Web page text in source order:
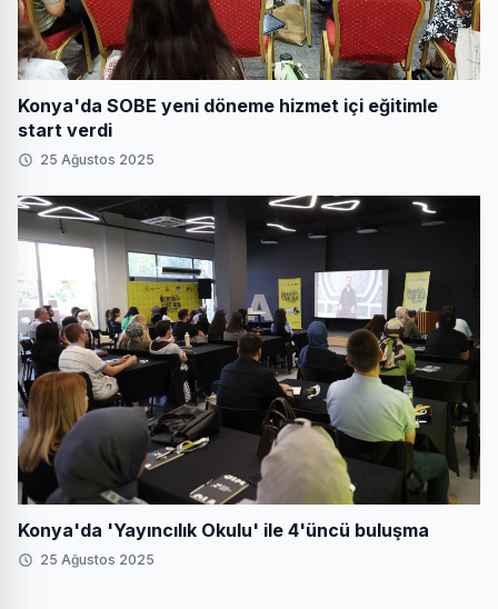
Konya'da SOBE yeni döneme hizmet içi eğitimle
start verdi
25 Ağustos 2025
Konya'da 'Yayıncılık Okulu' ile 4'üncü buluşma
25 Ağustos 2025